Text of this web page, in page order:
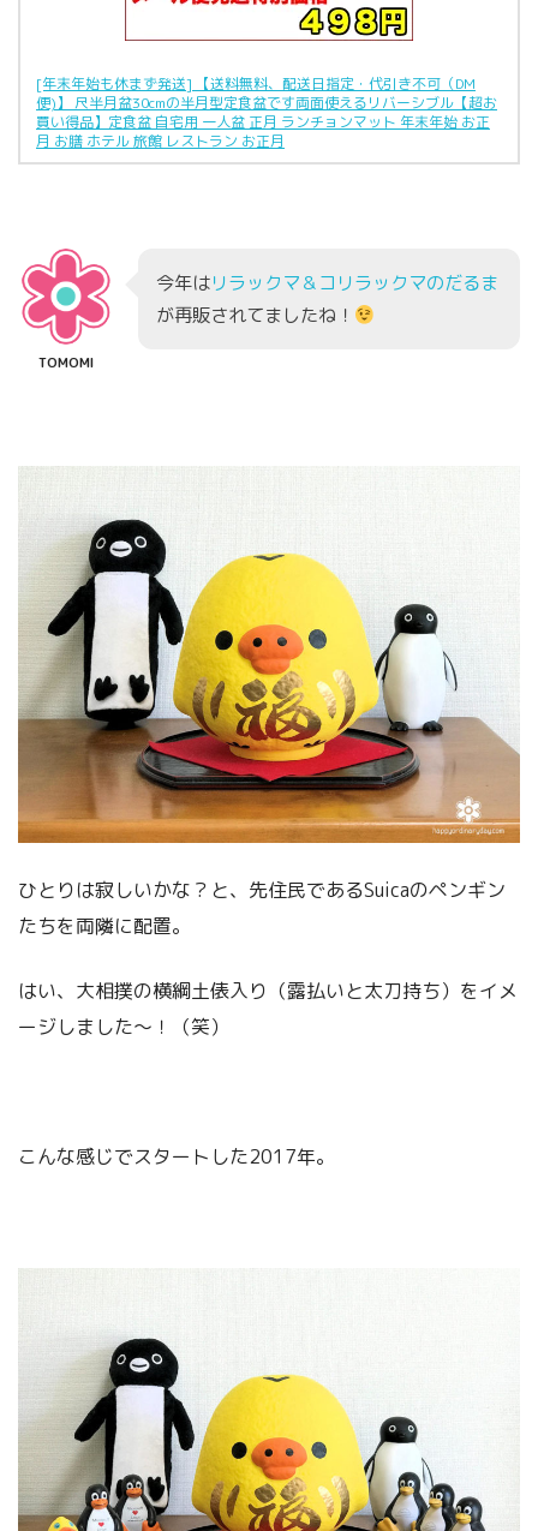
[年末年始も休まず発送] 【送料無料、配送日指定・代引き不可（DM
便)】 尺半月盆30cmの半月型定食盆です両面使えるリバーシブル【超お
買い得品】定食盆 自宅用 一人盆 正月 ランチョンマット 年末年始 お正
月 お膳 ホテル 旅館 レストラン お正月
TOMOMI
今年はリラックマ＆コリラックマのだるま
が再販されてましたね！
ひとりは寂しいかな？と、先住民であるSuicaのペンギン
たちを両隣に配置。
はい、大相撲の横綱土俵入り（露払いと太刀持ち）をイメ
ージしました～！（笑）
こんな感じでスタートした2017年。